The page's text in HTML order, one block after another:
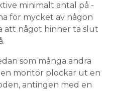
minimalt antal på -
för mycket av någon
att något hinner ta slut
som många andra
montör plockar ut en
antingen med en